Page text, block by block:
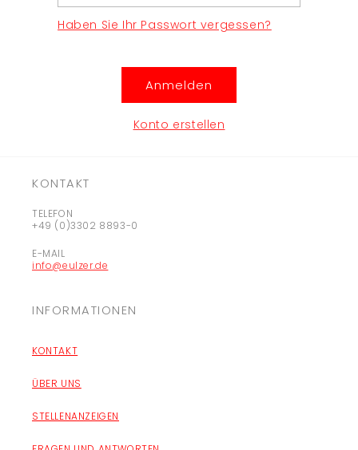
Haben Sie Ihr Passwort vergessen?
Anmelden
Konto erstellen
KONTAKT
TELEFON
+49 (0)3302 8893-0
E-MAIL
info@eulzer.de
INFORMATIONEN
KONTAKT
ÜBER UNS
STELLENANZEIGEN